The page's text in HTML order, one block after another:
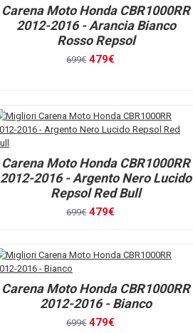
Carena Moto Honda CBR1000RR
2012-2016 - Arancia Bianco
Rosso Repsol
699€ 479€
Carena Moto Honda CBR1000RR
2012-2016 - Argento Nero Lucido
Repsol Red Bull
699€ 479€
Carena Moto Honda CBR1000RR
2012-2016 - Bianco
699€ 479€